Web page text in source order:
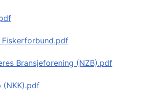
Bransjeforening (NZB).pdf
(NKK).pdf